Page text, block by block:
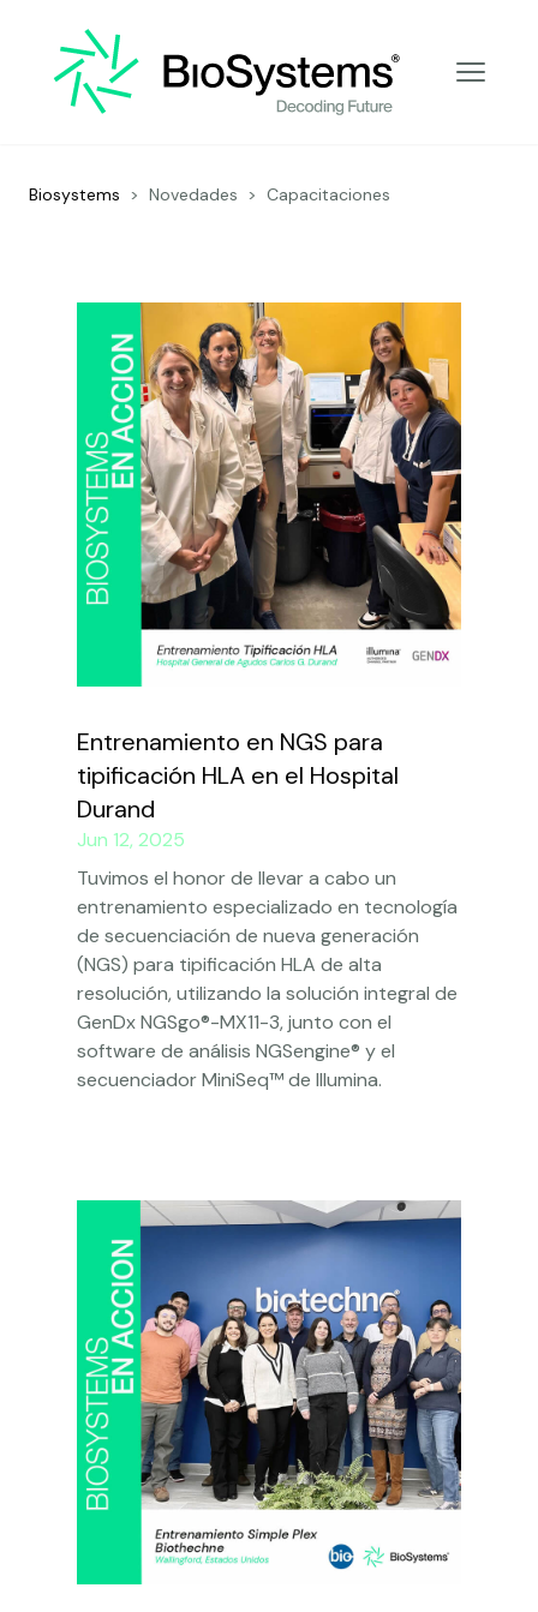
Decoding Future
Biosystems > Novedades > Capacitaciones
Entrenamiento en NGS para
tipificación HLA en el Hospital
Durand
Jun 12, 2025
Tuvimos el honor de llevar a cabo un
entrenamiento especializado en tecnología
de secuenciación de nueva generación
(NGS) para tipificación HLA de alta
resolución, utilizando la solución integral de
GenDx NGSgo®-MX11-3, junto con el
software de análisis NGSengine® y el
secuenciador MiniSeq™ de Illumina.